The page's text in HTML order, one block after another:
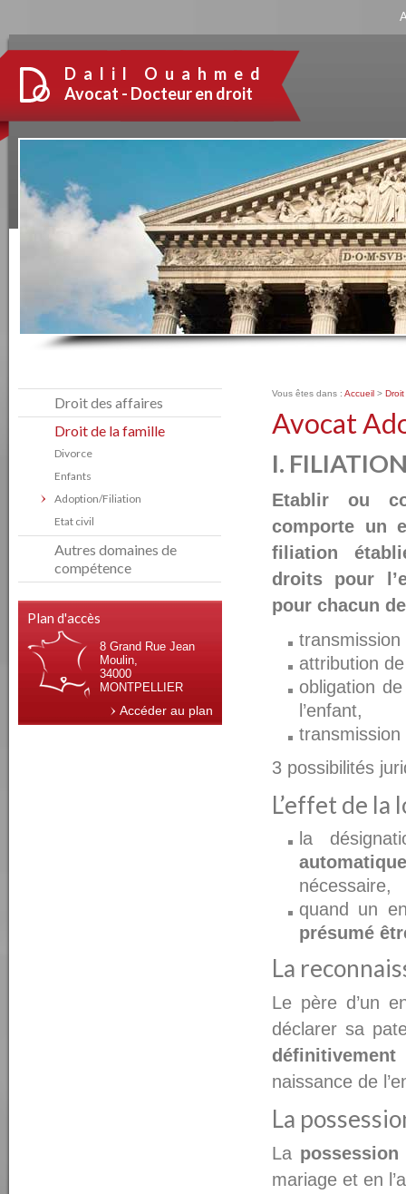
Avocat
Vous êtes dans : Accueil >
I.
Etablir ou
comporte un
filiation
droits pour
pour chacun
attribution
obligation
l’enfant,
3 possibilités
L’effet de la
la
nécessaire,
quand un
présumé
La
Le père d’un
déclarer sa
naissance de
La
La possession
mariage et en
Droit des affaires
Droit de la famille
Divorce
Enfants
Adoption/Filiation
Etat civil
Autres domaines de
compétence
Plan d'accès
8 Grand Rue Jean
Moulin,
34000
MONTPELLIER
Accéder au plan
Dalil Ouahmed
Avocat - Docteur en droit